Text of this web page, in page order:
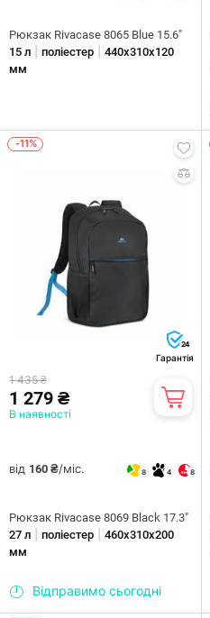
Рюкзак Rivacase 8065 Blue 15.6"
15 л
поліестер
440х310х120
мм
-11%
24
Гарантія
1 435 ₴
1 279 ₴
В наявності
від 160 ₴/міс. 8 4 8
Рюкзак Rivacase 8069 Black 17.3"
27 л
поліестер
460х310х200
мм
Відправимо сьогодні